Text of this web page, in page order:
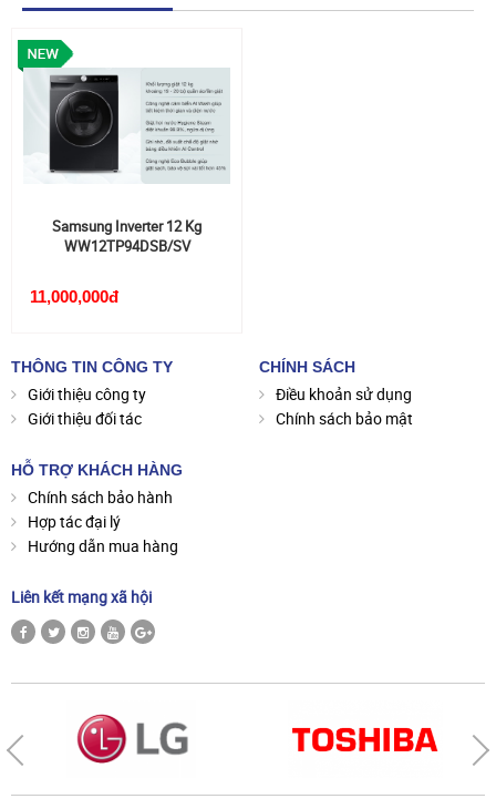
Samsung Inverter 12 Kg
WW12TP94DSB/SV
11,000,000đ
THÔNG TIN CÔNG TY
Giới thiệu công ty
Giới thiệu đối tác
CHÍNH SÁCH
Điều khoản sử dụng
Chính sách bảo mật
HỖ TRỢ KHÁCH HÀNG
Chính sách bảo hành
Hợp tác đại lý
Hướng dẫn mua hàng
Liên kết mạng xã hội